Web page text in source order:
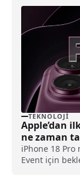
TEKNOLOJI
Apple’dan
ne zaman
iPhone 18 Pro
Event için